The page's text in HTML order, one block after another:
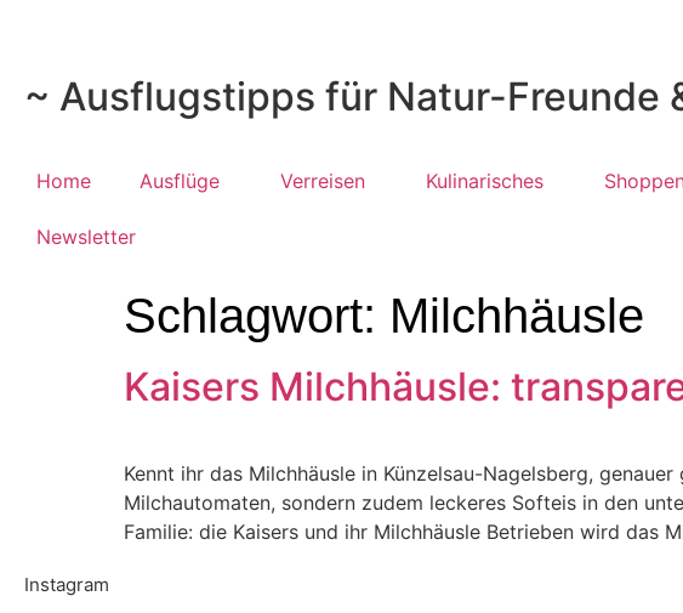
~ Ausflugstipps für Natur-Freunde
Home Ausflüge Verreisen Kulinarisches
Newsletter
Schlagwort: Milchhäusle
Kaisers Milchhäusle:
Kennt ihr das Milchhäusle in Künzelsau-Nagelsberg,
Milchautomaten, sondern zudem leckeres Softeis in den
Familie: die Kaisers und ihr Milchhäusle Betrieben wird das
Instagram